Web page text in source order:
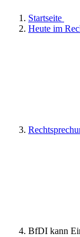
Startseite
Heute im
BfDI kann